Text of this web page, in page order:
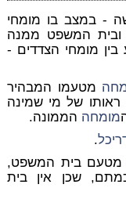
- במצב בו מומחי
ובית המשפט ממנה
מומחי הצדדים -
מטעמו המבהיר
של מי שמינה
מומחה הממונה.
.
מטעם בית המשפט,
שכן אין בית